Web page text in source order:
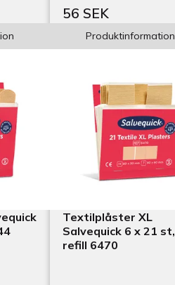
56 SEK
Produktinformation
Textilplåster XL
Salvequick 6 x 21 st,
refill 6470